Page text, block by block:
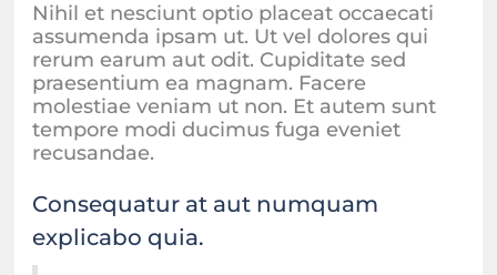
Nihil et nesciunt optio placeat occaecati
assumenda ipsam ut. Ut vel dolores qui
rerum earum aut odit. Cupiditate sed
praesentium ea magnam. Facere
molestiae veniam ut non. Et autem sunt
tempore modi ducimus fuga eveniet
recusandae.
Consequatur at aut numquam
explicabo quia.